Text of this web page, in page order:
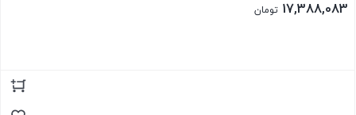
17,388,083 تومان